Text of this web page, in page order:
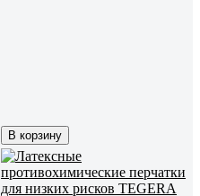
В корзину